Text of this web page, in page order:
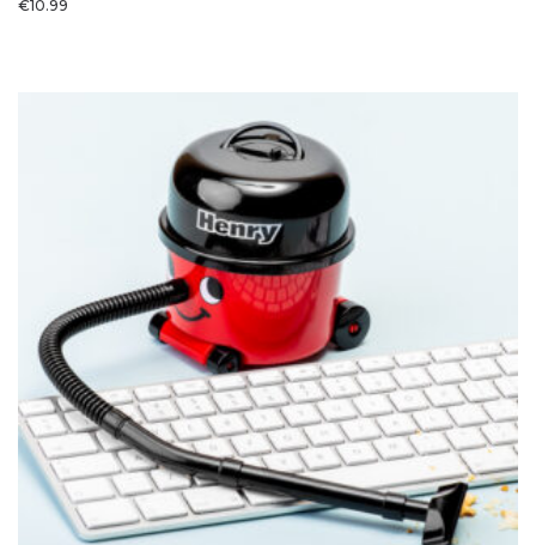
€10.99